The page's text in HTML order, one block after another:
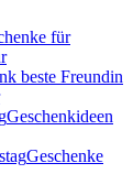
für
beste Freundin
Geschenkideen
Geschenke